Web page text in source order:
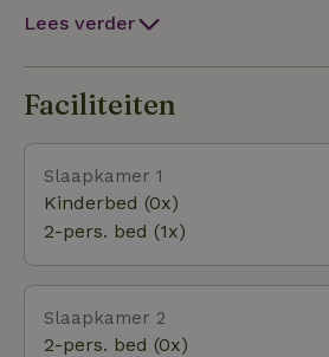
tweepersoonsbed. Je hoeft echt
kaas, vrijheid en rust.
Parthenaise. De koeien lopen
vakantie door te brengen met
ook van alles te doen in de
wijnproeven in Menetou-Salon en
weekmarkten, en brocantes. Het
du Puits, Adventure Parc,
nog veel meer liggen vlakbij.
Lees verder
Faciliteiten
Slaapkamer 1
Kinderbed (0x)
2-pers. bed (1x)
Slaapkamer 2
2-pers. bed (0x)